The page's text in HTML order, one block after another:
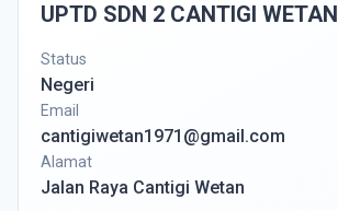
UPTD SDN 2 CANTIGI WETAN
Status
Negeri
Email
cantigiwetan1971@gmail.com
Alamat
Jalan Raya Cantigi Wetan